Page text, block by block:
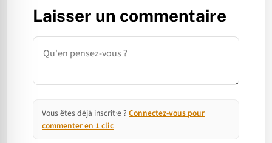
Laisser un commentaire
Commentaire
Vous êtes déjà inscrit·e ? Connectez-vous pour
commenter en 1 clic